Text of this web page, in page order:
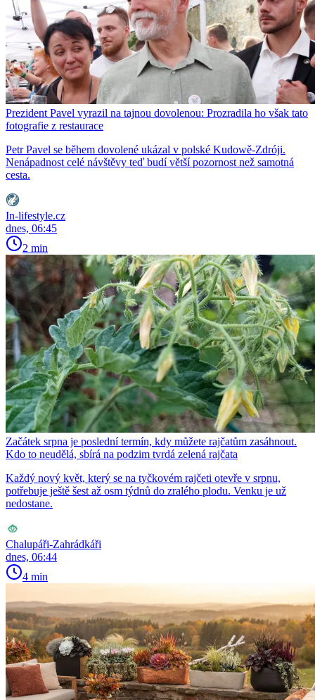
Prezident Pavel vyrazil na tajnou dovolenou: Prozradila ho však tato
fotografie z restaurace
Petr Pavel se během dovolené ukázal v polské Kudowě-Zdróji.
Nenápadnost celé návštěvy teď budí větší pozornost než samotná
cesta.
In-lifestyle.cz
dnes, 06:45
2 min
Začátek srpna je poslední termín, kdy můžete rajčatům zasáhnout.
Kdo to neudělá, sbírá na podzim tvrdá zelená rajčata
Každý nový květ, který se na tyčkovém rajčeti otevře v srpnu,
potřebuje ještě šest až osm týdnů do zralého plodu. Venku je už
nedostane.
Chalupáři-Zahrádkáři
dnes, 06:44
4 min